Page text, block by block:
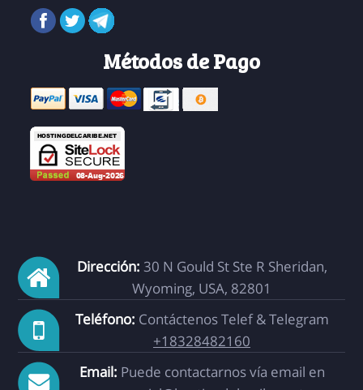
Métodos de Pago
Dirección: 30 N Gould St Ste R Sheridan,
Wyoming, USA, 82801
Teléfono: Contáctenos Telef & Telegram
+18328482160
Email: Puede contactarnos vía email en